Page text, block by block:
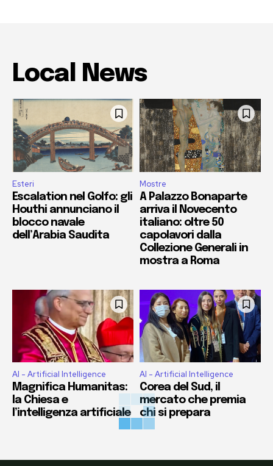
Local News
Esteri
Escalation nel Golfo: gli
Houthi annunciano il
blocco navale
dell’Arabia Saudita
Mostre
A Palazzo Bonaparte
arriva il Novecento
italiano: oltre 50
capolavori dalla
Collezione Generali in
mostra a Roma
AI - Artificial Intelligence
Magnifica Humanitas:
la Chiesa e
l’intelligenza artificiale
AI - Artificial Intelligence
Corea del Sud, il
mercato che premia
chi si prepara